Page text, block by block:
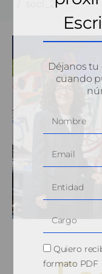
Déjanos tu
cuando
Quiero
formato PDF